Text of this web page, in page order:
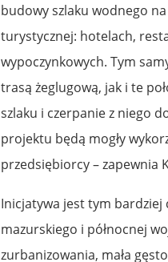
budowy szlaku wodnego
turystycznej: hotelach,
wypoczynkowych. Tym
trasą żeglugową, jak i te
szlaku i czerpanie z niego
projektu będą mogły
przedsiębiorcy – zapewnia
Inicjatywa jest tym bardziej
mazurskiego i północnej
zurbanizowania, mała